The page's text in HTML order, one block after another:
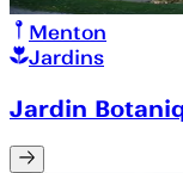
Menton
Jardins
Jardin